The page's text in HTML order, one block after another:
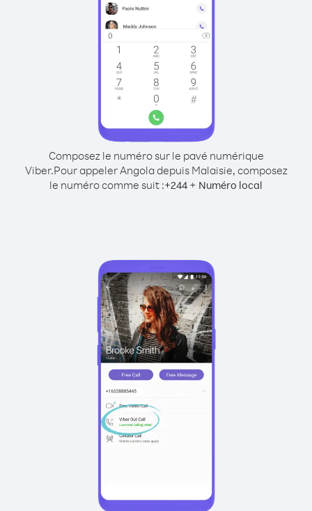
Composez le numéro sur le pavé numérique
Viber.Pour appeler Angola depuis Malaisie, composez
le numéro comme suit :+244 + Numéro local